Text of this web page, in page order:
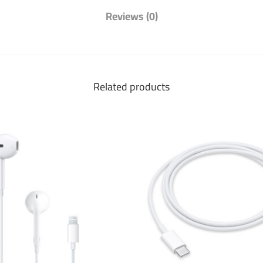
Reviews (0)
Related products